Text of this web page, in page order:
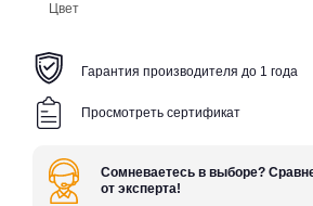
Цвет
Гарантия производителя до 1 года
Просмотреть сертификат
Сомневаетесь в выборе?
от эксперта!